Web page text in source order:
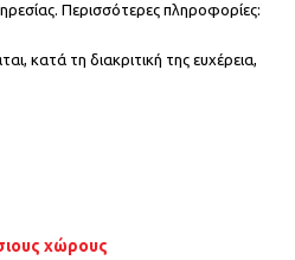
Περισσότερες πληροφορίες:
κατά τη διακριτική της ευχέρεια,
χώρους